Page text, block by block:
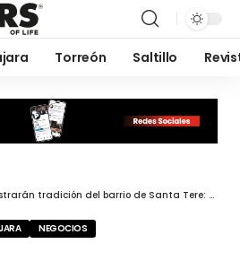
Torreón Saltillo
tradición del barrio de Santa Tere: Comercios se unen para recorridos de historia y gastronomía 2024
NEGOCIOS